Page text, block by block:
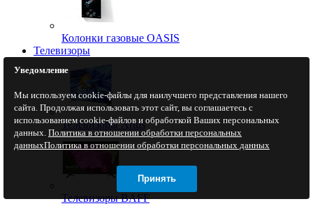
Колонки газовые OASIS
Телевизоры
Телевизоры Artus
Телевизоры BAFF
Уведомление
Мы используем cookie-файлы для наилучшего представления нашего
сайта. Продолжая использовать этот сайт, вы соглашаетесь с
использованием cookie-файлов и обработкой Ваших персональных
данных. Политика в отношении обработки персональных
данныхПолитика в отношении обработки персональных данных
Принять